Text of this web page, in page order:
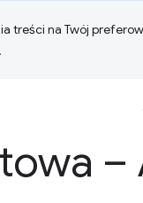
treści na Twój
–